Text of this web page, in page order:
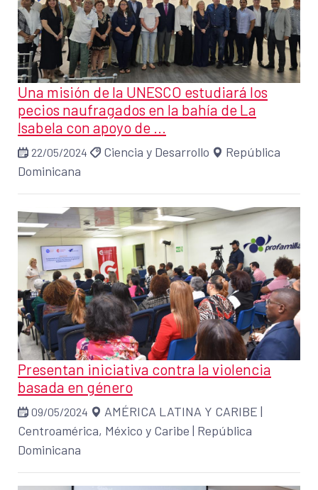
Una misión de la UNESCO estudiará los
pecios naufragados en la bahía de La
Isabela con apoyo de ...
22/05/2024 Ciencia y Desarrollo
República
Dominicana
Presentan iniciativa contra la violencia
basada en género
09/05/2024 AMÉRICA LATINA Y CARIBE |
Centroamérica, México y Caribe | República
Dominicana